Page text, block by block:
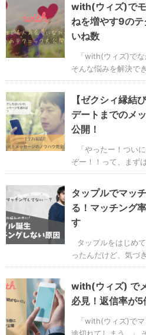
with(ウィズ)で
ねを増やす9の
いね数
「with(ウィズ)で
そんな悩みを解決で
【ゼクシィ縁結
デートまでのメ
公開！
「やったー！つい
ぞー！！って、まず
タップルでマッ
る！マッチング
す
タップルをはじめ
ったんだけど、気づ
with(ウィズ) で
必見！返信率が
「with(ウィズ)で